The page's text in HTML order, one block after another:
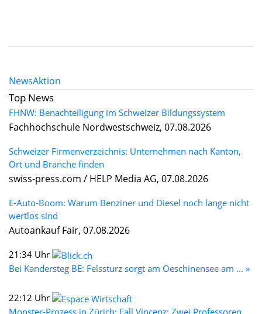
NewsAktion
Top News
FHNW: Benachteiligung im Schweizer Bildungssystem
Fachhochschule Nordwestschweiz, 07.08.2026
Schweizer Firmenverzeichnis: Unternehmen nach Kanton,
Ort und Branche finden
swiss-press.com / HELP Media AG, 07.08.2026
E-Auto-Boom: Warum Benziner und Diesel noch lange nicht
wertlos sind
Autoankauf Fair, 07.08.2026
21:34 Uhr
Bei Kandersteg BE: Felssturz sorgt am Oeschinensee am ... »
22:12 Uhr
Monster-Prozess in Zürich: Fall Vincenz: Zwei Professoren ...